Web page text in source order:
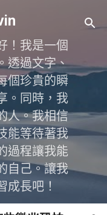
！我是一個
透過文字、
個珍貴的瞬
。同時，我
人。我相信
能等待著我
過程讓我能
自己。讓我
成長吧！